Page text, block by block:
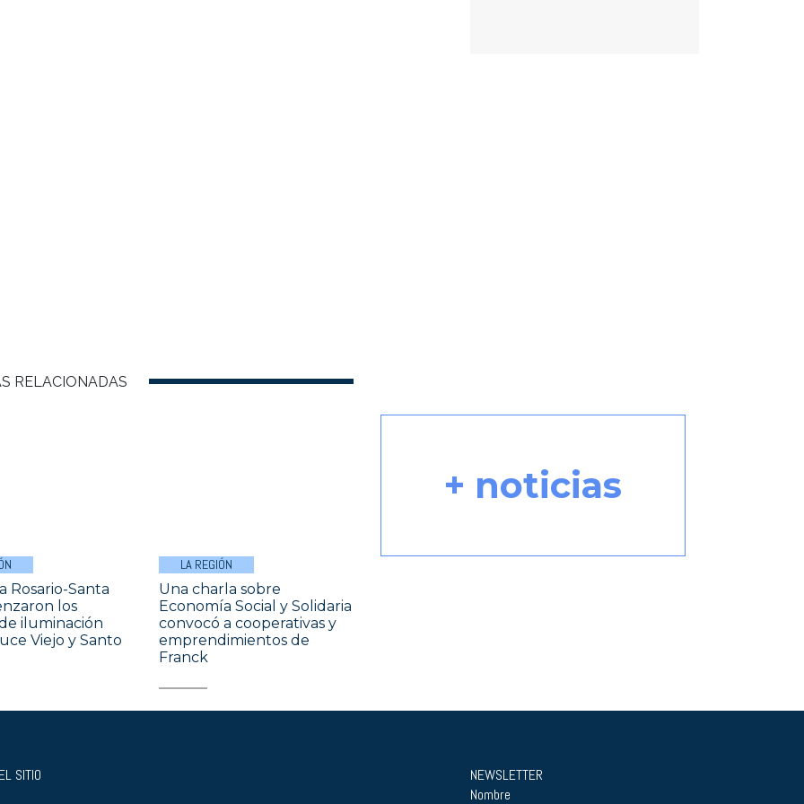
RELACIONADAS
Rosario-Santa
los
iluminación
Viejo y Santo
LA REGIÓN
Una charla sobre
Economía Social y Solidaria
convocó a cooperativas y
emprendimientos de
Franck
+ noticias
SITIO
NEWSLETTER
Nombre